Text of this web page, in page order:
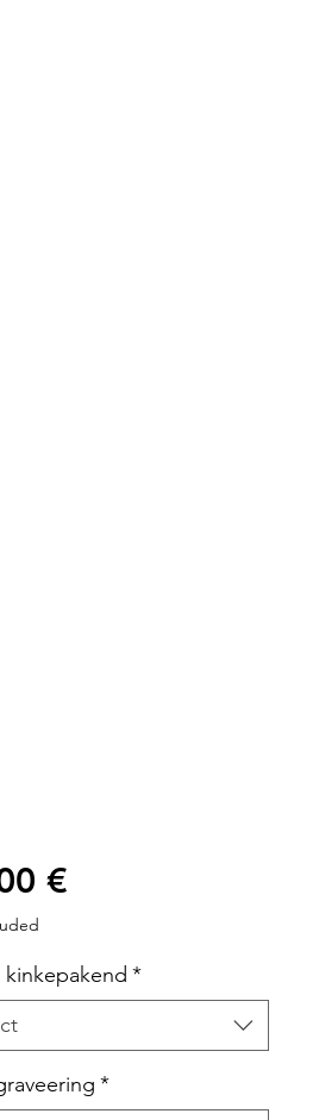
€Price
kinkepakend *
*